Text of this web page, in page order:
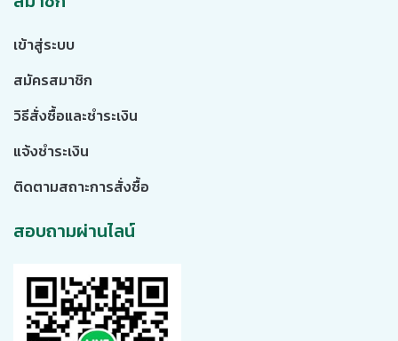
เข้าสู่ระบบ
สมัครสมาชิก
วิธีสั่งซื้อและชำระเงิน
แจ้งชำระเงิน
ติดตามสถาะการสั่งซื้อ
สอบถามผ่านไลน์